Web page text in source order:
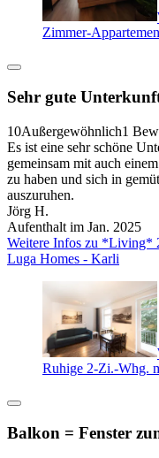
Zimmer-
Sehr gute
10Außergewöhnlich1
Es ist eine sehr schöne
gemeinsam mit auch
zu haben und sich in
auszuruhen.
Jörg H.
Aufenthalt im Jan. 2025
Weitere Infos zu *Living*
Luga Homes - Karli
Ruhige 2-Zi.-Whg.
Balkon = Fenster